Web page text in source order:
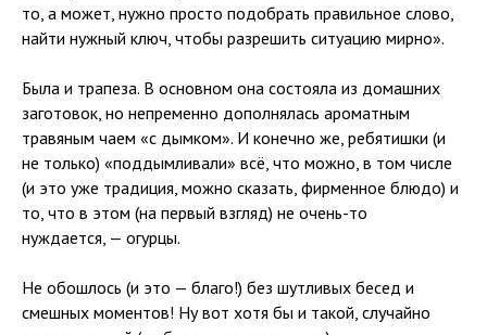
то, а может, нужно просто подобрать правильное слово,
найти нужный ключ, чтобы разрешить ситуацию мирно».
Была и трапеза. В основном она состояла из домашних
заготовок, но непременно дополнялась ароматным
травяным чаем «с дымком». И конечно же, ребятишки (и
не только) «поддымливали» всё, что можно, в том числе
(и это уже традиция, можно сказать, фирменное блюдо) и
то, что в этом (на первый взгляд) не очень-то
нуждается, — огурцы.
Не обошлось (и это — благо!) без шутливых бесед и
смешных моментов! Ну вот хотя бы и такой, случайно